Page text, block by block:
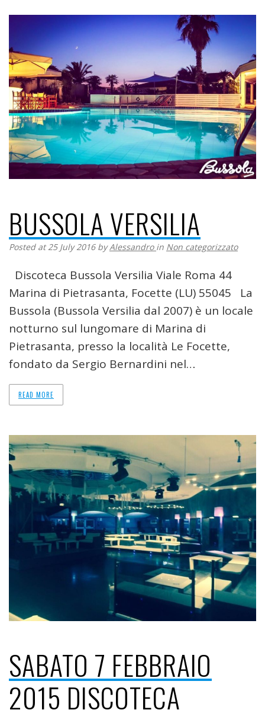
BUSSOLA VERSILIA
Posted at 25 July 2016 byAlessandro in Non categorizzato
Discoteca Bussola Versilia Viale Roma 44
Marina di Pietrasanta, Focette (LU) 55045 La
Bussola (Bussola Versilia dal 2007) è un locale
notturno sul lungomare di Marina di
Pietrasanta, presso la località Le Focette,
fondato da Sergio Bernardini nel…
READ MORE
SABATO 7 FEBBRAIO
2015 DISCOTECA